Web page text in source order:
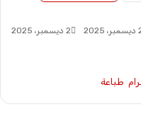
2 ديسمبر، 2025
طباعة